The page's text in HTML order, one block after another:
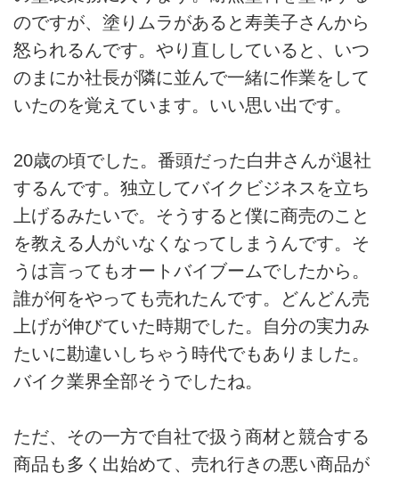
のですが、塗りムラがあると寿美子さんから
怒られるんです。やり直ししていると、いつ
のまにか社長が隣に並んで一緒に作業をして
いたのを覚えています。いい思い出です。
20歳の頃でした。番頭だった白井さんが退社
するんです。独立してバイクビジネスを立ち
上げるみたいで。そうすると僕に商売のこと
を教える人がいなくなってしまうんです。そ
うは言ってもオートバイブームでしたから。
誰が何をやっても売れたんです。どんどん売
上げが伸びていた時期でした。自分の実力み
たいに勘違いしちゃう時代でもありました。
バイク業界全部そうでしたね。
ただ、その一方で自社で扱う商材と競合する
商品も多く出始めて、売れ行きの悪い商品が